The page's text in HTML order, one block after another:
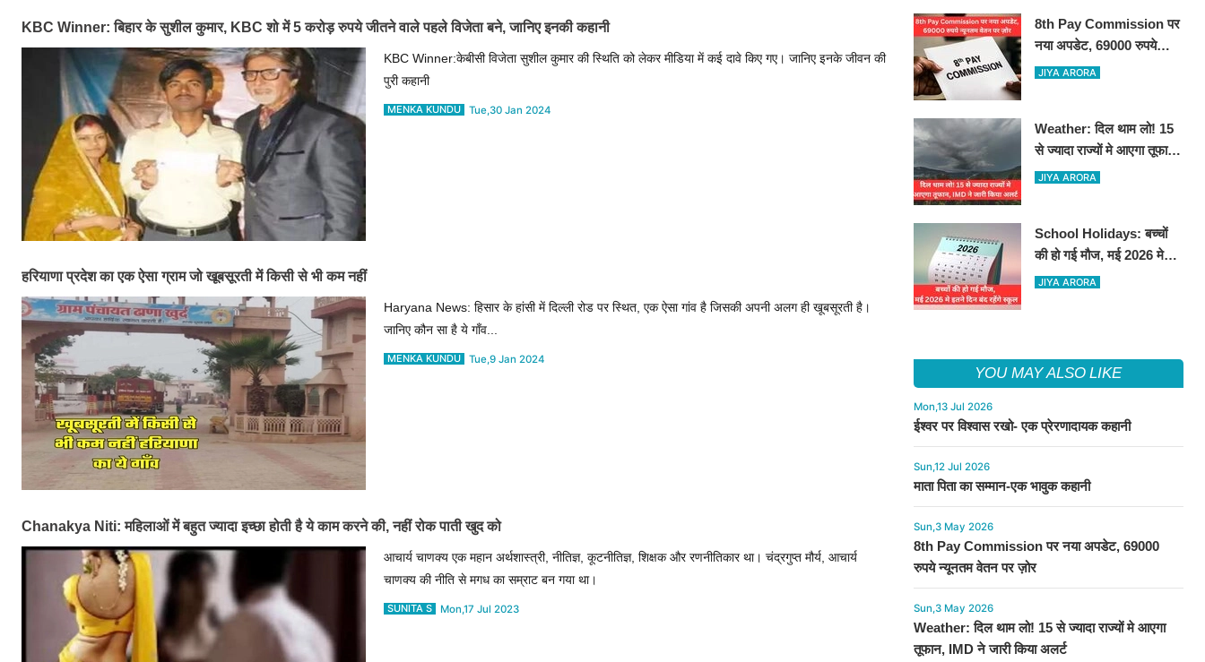
KBC Winner: बिहार के सुशील कुमार, KBC शो में 5 करोड़ रुपये जीतने वाले पहले विजेता बने, जानिए इनकी कहानी
KBC Winner:केबीसी विजेता सुशील कुमार की स्थिति को लेकर मीडिया में कई दावे किए गए। जानिए इनके जीवन की
पुरी कहानी
MENKA KUNDU Tue,30 Jan 2024
हरियाणा प्रदेश का एक ऐसा ग्राम जो खूबसूरती में किसी से भी कम नहीं
Haryana News: हिसार के हांसी में दिल्ली रोड पर स्थित, एक ऐसा गांव है जिसकी अपनी अलग ही खूबसूरती है।
जानिए कौन सा है ये गाँव...
MENKA KUNDU Tue,9 Jan 2024
Chanakya Niti: महिलाओं में बहुत ज्यादा इच्छा होती है ये काम करने की, नहीं रोक पाती खुद को
आचार्य चाणक्य एक महान अर्थशास्त्री, नीतिज्ञ, कूटनीतिज्ञ, शिक्षक और रणनीतिकार था। चंद्रगुप्त मौर्य, आचार्य
चाणक्य की नीति से मगध का सम्राट बन गया था।
SUNITA S Mon,17 Jul 2023
8th Pay Commission पर
नया अपडेट, 69000 रुपये
न्यूनतम वेतन पर ज़ोर
JIYA ARORA
Weather: दिल थाम लो! 15
से ज्यादा राज्यों मे आएगा तूफान,
IMD ने जारी किया अलर्ट
JIYA ARORA
School Holidays: बच्चों
की हो गई मौज, मई 2026 मे
इतने दिन बंद रहेंगे स्कूल
JIYA ARORA
YOU MAY ALSO LIKE
Mon,13 Jul 2026
ईश्वर पर विश्वास रखो- एक प्रेरणादायक कहानी
Sun,12 Jul 2026
माता पिता का सम्मान-एक भावुक कहानी
Sun,3 May 2026
8th Pay Commission पर नया अपडेट, 69000
रुपये न्यूनतम वेतन पर ज़ोर
Sun,3 May 2026
Weather: दिल थाम लो! 15 से ज्यादा राज्यों मे आएगा
तूफान, IMD ने जारी किया अलर्ट